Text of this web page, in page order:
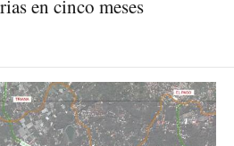
en cinco meses